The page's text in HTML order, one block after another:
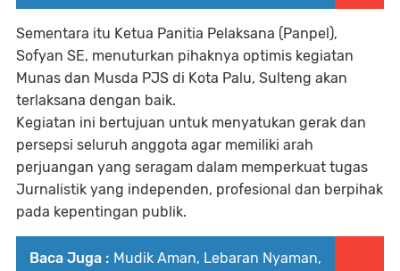
Sementara itu Ketua Panitia Pelaksana (Panpel),
Sofyan SE, menuturkan pihaknya optimis kegiatan
Munas dan Musda PJS di Kota Palu, Sulteng akan
terlaksana dengan baik.
Kegiatan ini bertujuan untuk menyatukan gerak dan
persepsi seluruh anggota agar memiliki arah
perjuangan yang seragam dalam memperkuat tugas
Jurnalistik yang independen, profesional dan berpihak
pada kepentingan publik.
Baca Juga : Mudik Aman, Lebaran Nyaman,